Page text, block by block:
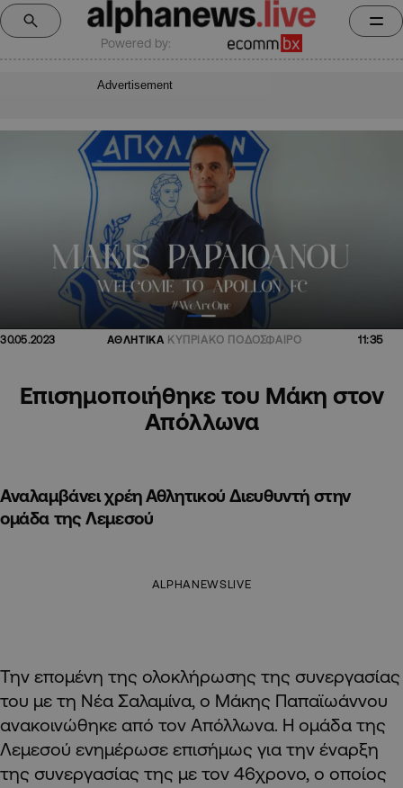
Powered by:
Advertisement
30.05.2023 ΑΘΛΗΤΙΚΑ ΚΥΠΡΙΑΚΟ ΠΟΔΟΣΦΑΙΡΟ 11:35
Επισημοποιήθηκε του Μάκη στον
Απόλλωνα
Αναλαμβάνει χρέη Αθλητικού Διευθυντή στην
ομάδα της Λεμεσού
ALPHANEWSLIVE
Την επομένη της ολοκλήρωσης της συνεργασίας
του με τη Νέα Σαλαμίνα, ο Μάκης Παπαϊωάννου
ανακοινώθηκε από τον Απόλλωνα. Η ομάδα της
Λεμεσού ενημέρωσε επισήμως για την έναρξη
της συνεργασίας της με τον 46χρονο, ο οποίος